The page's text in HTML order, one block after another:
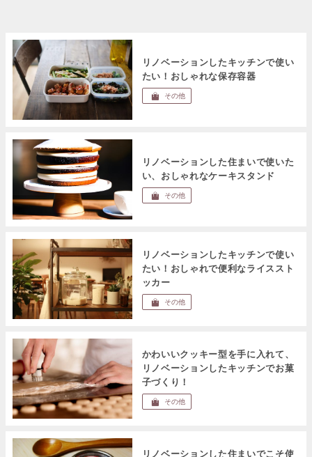
リノベーションしたキッチンで使い
たい！おしゃれな保存容器
その他
リノベーションした住まいで使いた
い、おしゃれなケーキスタンド
その他
リノベーションしたキッチンで使い
たい！おしゃれで便利なライススト
ッカー
その他
かわいいクッキー型を手に入れて、
リノベーションしたキッチンでお菓
子づくり！
その他
リノベーションした住まいでこそ使